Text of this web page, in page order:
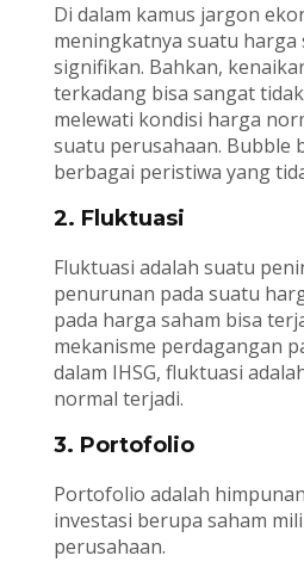
Di dalam kamus jargon
meningkatnya suatu harga
signifikan. Bahkan,
terkadang bisa sangat
melewati kondisi harga
suatu perusahaan. Bubble
berbagai peristiwa yang
2. Fluktuasi
Fluktuasi adalah suatu
penurunan pada suatu
pada harga saham bisa
mekanisme perdagangan
dalam IHSG, fluktuasi
normal terjadi.
3. Portofolio
Portofolio adalah
investasi berupa saham
perusahaan.